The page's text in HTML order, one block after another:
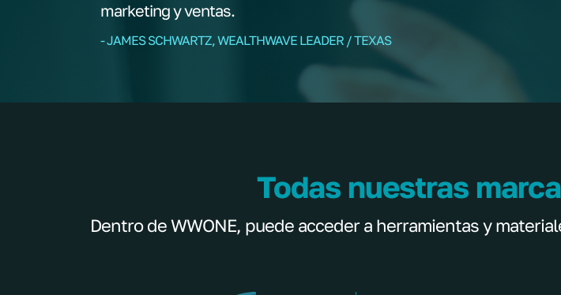
marketing y ventas.
- JAMES SCHWARTZ, WEALTHWAVE LEADER / TEXAS
Todas nuestras
Dentro de WWONE, puede acceder a herramientas y